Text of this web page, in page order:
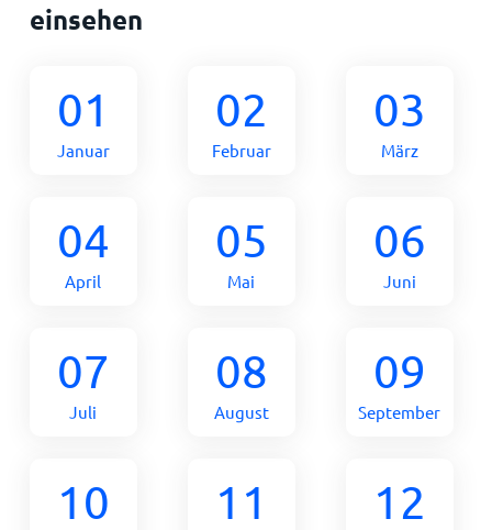
einsehen
01
Januar
02
Februar
03
März
04
April
05
Mai
06
Juni
07
Juli
08
August
09
September
10 11 12